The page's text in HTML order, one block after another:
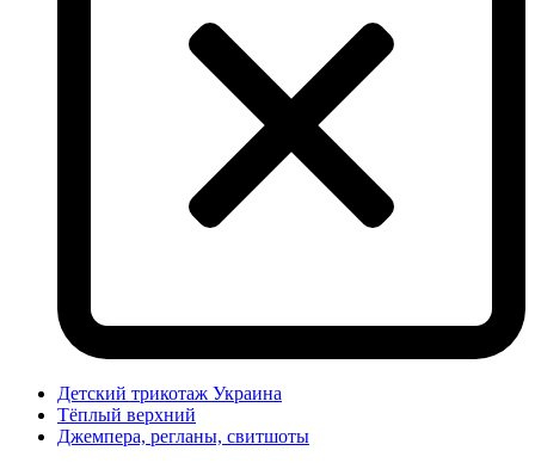
Детский трикотаж Украина
Тёплый верхний
Джемпера, регланы, свитшоты